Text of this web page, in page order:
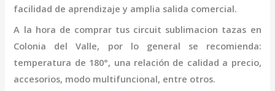
facilidad de aprendizaje y amplia salida comercial.
A la hora de comprar tus circuit sublimacion tazas en
Colonia del Valle, por lo general se recomienda:
temperatura de 180°, una relación de calidad a precio,
accesorios, modo multifuncional, entre otros.